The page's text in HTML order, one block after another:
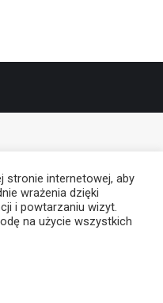
stronie internetowej, aby
wrażenia dzięki
i powtarzaniu wizyt.
na użycie wszystkich